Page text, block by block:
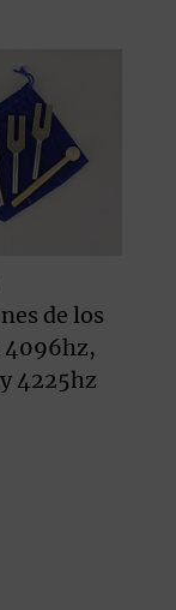
de los
4096hz,
4225hz